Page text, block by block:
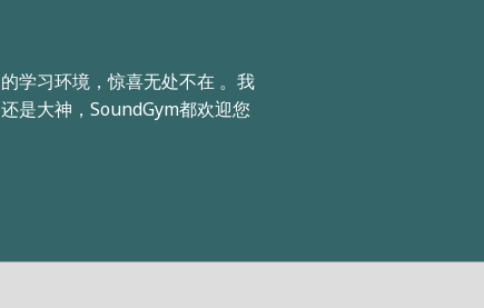
学习环境，惊喜无处不在 。我
是大神，SoundGym都欢迎您